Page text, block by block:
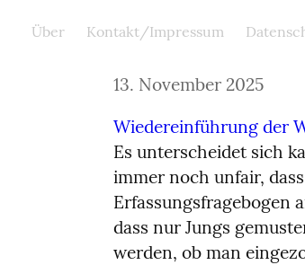
Über Kontakt/Impressum
13. November 2025
Wiedereinführung der
Es unterscheidet sich
immer noch unfair,
Erfassungsfragebogen
dass nur Jungs
werden, ob man